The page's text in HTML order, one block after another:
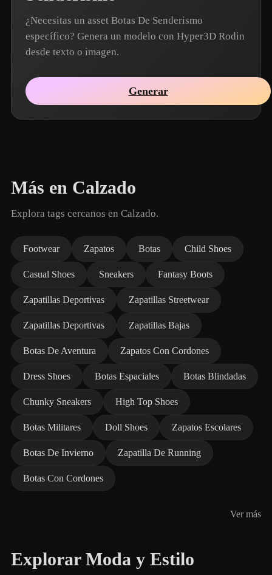
¿Necesitas un asset Botas De Senderismo
específico? Genera un modelo con Hyper3D Rodin
desde texto o imagen.
Generar
Más en Calzado
Explora tags cercanos en Calzado.
Footwear Zapatos Botas Child Shoes
Casual Shoes Sneakers Fantasy Boots
Zapatillas Deportivas Zapatillas Streetwear
Zapatillas Deportivas Zapatillas Bajas
Botas De Aventura Zapatos Con Cordones
Dress Shoes Botas Espaciales Botas Blindadas
Chunky Sneakers High Top Shoes
Botas Militares Doll Shoes Zapatos Escolares
Botas De Invierno Zapatilla De Running
Botas Con Cordones
Ver más
Explorar Moda y Estilo